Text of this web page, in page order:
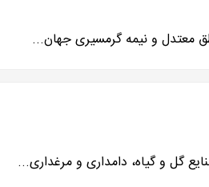
معتدل و نیمه گرمسیری جهان...
گل و گیاه، دامداری و مرغداری...